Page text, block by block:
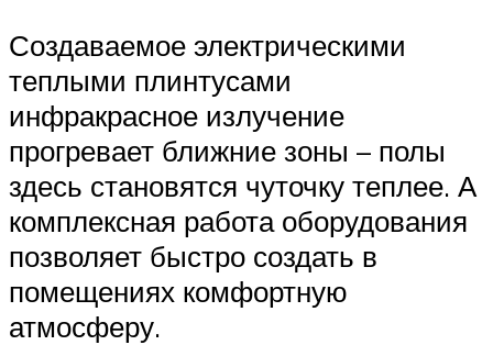
Создаваемое электрическими
теплыми плинтусами
инфракрасное излучение
прогревает ближние зоны – полы
здесь становятся чуточку теплее. А
комплексная работа оборудования
позволяет быстро создать в
помещениях комфортную
атмосферу.